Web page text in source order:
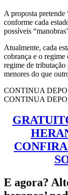
A proposta
conforme cada
possíveis
Atualmente, cada
cobrança e o
regime de tributação
menores do que
CONTINUA
CONTINUA
E agora?